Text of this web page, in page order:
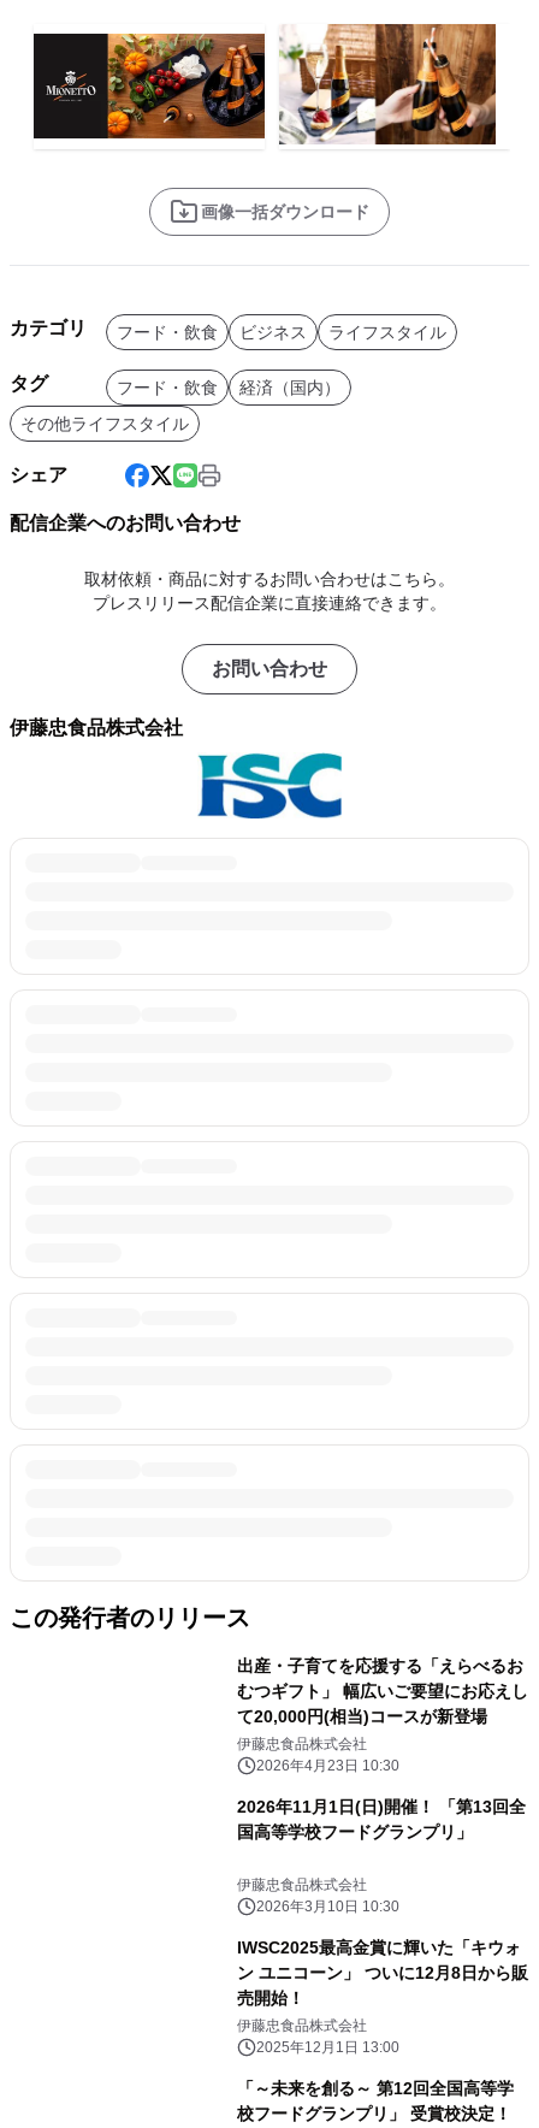
画像一括ダウンロード
カテゴリ フード・飲食 ビジネス ライフスタイル
タグ フード・飲食
経済（国内）
その他ライフスタイル
シェア
配信企業へのお問い合わせ
取材依頼・商品に対するお問い合わせはこちら。
プレスリリース配信企業に直接連絡できます。
お問い合わせ
伊藤忠食品株式会社
この発行者のリリース
出産・子育てを応援する「えらべるお
むつギフト」 幅広いご要望にお応えし
て20,000円(相当)コースが新登場
伊藤忠食品株式会社
2026年4月23日 10:30
2026年11月1日(日)開催！ 「第13回全
国高等学校フードグランプリ」
伊藤忠食品株式会社
2026年3月10日 10:30
IWSC2025最高金賞に輝いた「キウォ
ン ユニコーン」 ついに12月8日から販
売開始！
伊藤忠食品株式会社
2025年12月1日 13:00
「～未来を創る～ 第12回全国高等学
校フードグランプリ」 受賞校決定！